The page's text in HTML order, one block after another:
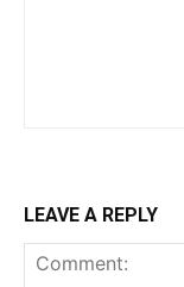
LEAVE A REPLY